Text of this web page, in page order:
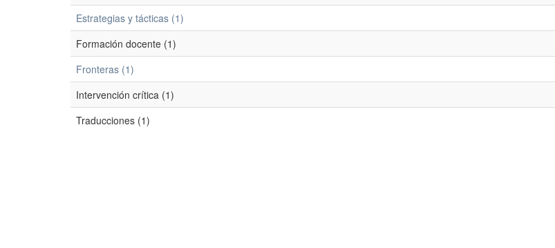
Estrategias y tácticas (1)
Formación docente (1)
Fronteras (1)
Intervención crítica (1)
Traducciones (1)